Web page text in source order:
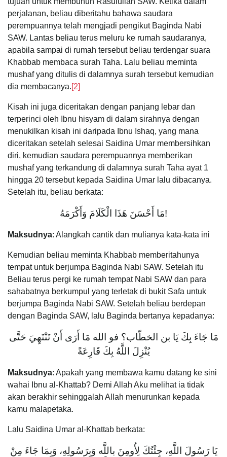
perjalanan, beliau diberitahu bahawa saudara
perempuannya telah mengjadi pengikut Baginda Nabi
SAW. Lantas beliau terus meluru ke rumah saudaranya,
apabila sampai di rumah tersebut beliau terdengar suara
Khabbab membaca surah Taha. Lalu beliau meminta
mushaf yang ditulis di dalamnya surah tersebut kemudian
dia membacanya. [2]
Kisah ini juga diceritakan dengan panjang lebar dan
terperinci oleh Ibnu hisyam di dalam sirahnya dengan
menukilkan kisah ini daripada Ibnu Ishaq, yang mana
diceritakan setelah selesai Saidina Umar membersihkan
diri, kemudian saudara perempuannya memberikan
mushaf yang terkandung di dalamnya surah Taha ayat 1
hingga 20 tersebut kepada Saidina Umar lalu dibacanya.
Setelah itu, beliau berkata:
مَا أَحْسَنَ هَذَا الْكَلَامَ وَأَكْرَمَهُ!
Maksudnya: Alangkah cantik dan mulianya kata-kata ini
Kemudian beliau meminta Khabbab memberitahunya
tempat untuk berjumpa Baginda Nabi SAW. Setelah itu
Beliau terus pergi ke rumah tempat Nabi SAW dan para
sahabatnya berkumpul yang terletak di bukit Safa untuk
berjumpa Baginda Nabi SAW. Setelah beliau berdepan
dengan Baginda SAW, lalu Baginda bertanya kepadanya:
مَا جَاءَ بِكَ يَا بن الخطّاب؟ فو الله مَا أَرَى أَنْ تَنْتَهِيَ حَتَّى
يُنْزِلَ اللَّهُ بِكَ قَارِعَةً
Maksudnya: Apakah yang membawa kamu datang ke sini
wahai Ibnu al-Khattab? Demi Allah Aku melihat ia tidak
akan berakhir sehinggalah Allah menurunkan kepada
kamu malapetaka.
Lalu Saidina Umar al-Khattab berkata:
يَا رَسُولَ اللَّهِ، جِئْتُكَ لِأُومِنَ باللَّه وَبِرَسُولِهِ، وَبِمَا جَاءَ مِنْ